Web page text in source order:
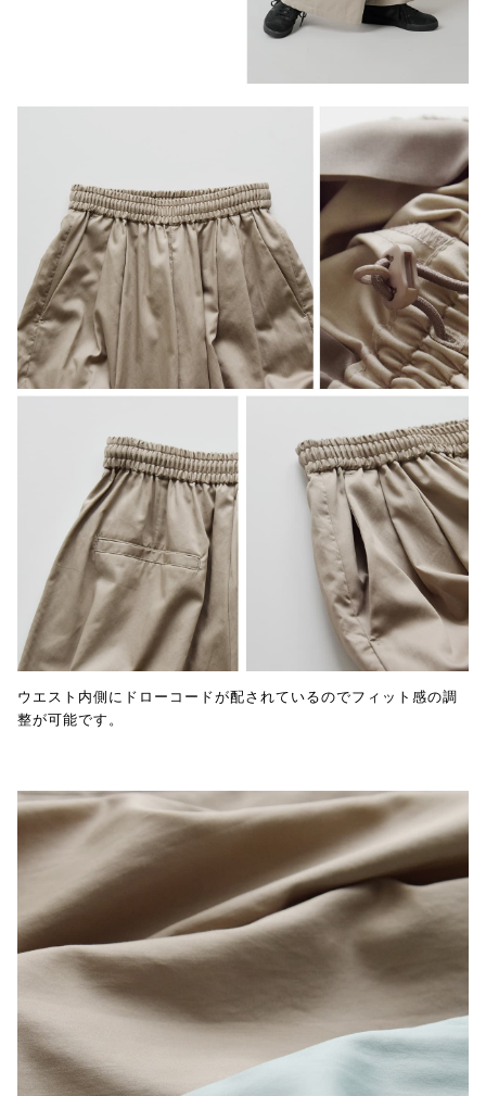
ウエスト内側にドローコードが配されているのでフィット感の調
整が可能です。